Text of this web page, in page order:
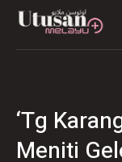
‘Tg
Meniti